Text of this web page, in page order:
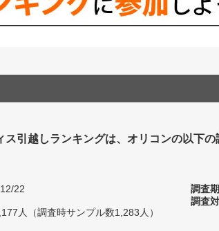
ス引越しランキングは、オリコンの以下の
22
人（調査時サンプル数1,283人）
調査
調査